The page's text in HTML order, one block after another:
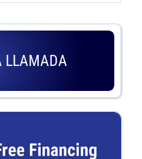
LLAMADA